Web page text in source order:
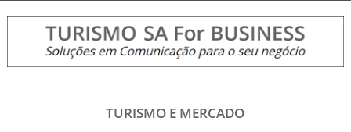
EVENTOS
HOTELARIA
DICAS
TURISMO E MERCADO